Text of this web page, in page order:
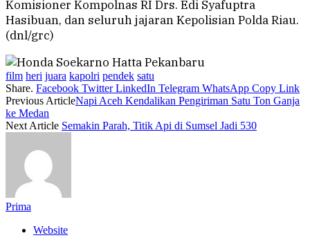
Komisioner Kompolnas RI Drs. Edi Syafuptra
Hasibuan, dan seluruh jajaran Kepolisian Polda Riau.
(dnl/grc)
film heri juara kapolri pendek satu
Share. Facebook Twitter LinkedIn Telegram WhatsApp Copy Link
Previous ArticleNapi Aceh Kendalikan Pengiriman Satu Ton Ganja
ke Medan
Next Article Semakin Parah, Titik Api di Sumsel Jadi 530
Prima
Website